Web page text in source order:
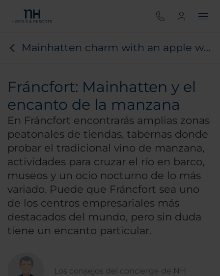
Mainhatten charm with an apple wine
Fráncfort: Mainhatten y el
encanto de la manzana
En Fráncfort encontrarás amplias zonas
peatonales de tiendas, tabernas donde
probar el tradicional vino de manzana,
actividades para cruzar el río en barco,
museos y un ocio nocturno de lo más
variado. Puede que Fráncfort sea uno
de los centros empresariales más
destacados del mundo, pero sin duda
tiene un encanto particular.
Los consejos del concierge de NH